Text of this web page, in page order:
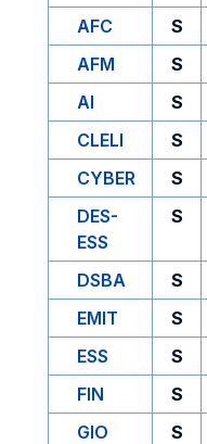
AFC
S
AFM
S
AI
S
CLELI
S
CYBER
S
DES-
ESS
S
DSBA S
EMIT
S
ESS
S
FIN
S
GIO
S